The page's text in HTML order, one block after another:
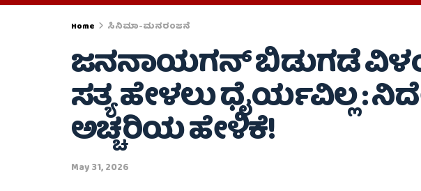
Home ಸಿನಿಮಾ-ಮನರಂಜನೆ
ಜನನಾಯಗನ್ ಬಿಡುಗಡೆ
ಸತ್ಯ ಹೇಳಲು ಧೈರ್ಯವಿಲ್ಲ :
ಅಚ್ಚರಿಯ ಹೇಳಿಕೆ!
May 31, 2026